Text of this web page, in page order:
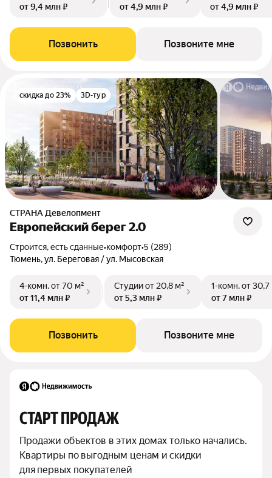
от 9,4 млн ₽
от 4,9 млн ₽
от 4,9 млн ₽
Позвонить Позвоните мне
скидка до 23% 3D-тур
СТРАНА Девелопмент
Европейский берег 2.0
Строится, есть сданные•комфорт•5 (289)
Тюмень, ул. Береговая / ул. Мысовская
4-комн.от 70 м²
от 11,4 млн ₽
Студииот 20,8 м²
от 5,3 млн ₽
1-комн.от 30,7
от 7 млн ₽
Позвонить Позвоните мне
СТАРТ ПРОДАЖ
Продажи объектов в этих домах только начались.
Квартиры по выгодным ценам и скидки
для первых покупателей